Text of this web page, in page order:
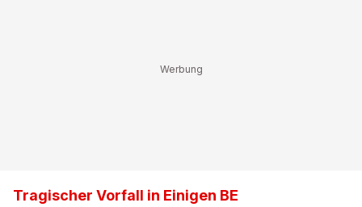
Tragischer Vorfall in Einigen BE